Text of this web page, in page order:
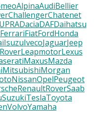
AlpinaAudiBellier
ChallengerChatenet
DaciaDAFDaihatsu
FerrariFiatFordHonda
IsuzuIvecoJaguarJeep
LeapmotorLexus
MaxusMazda
MitsubishiMorgan
NissanOpelPeugeot
RenaultRoverSaab
SuzukiTeslaToyota
VolvoYamaha